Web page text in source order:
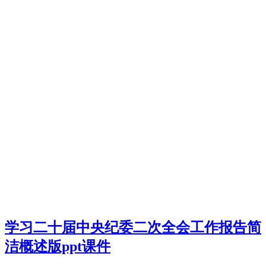
学习二十届中央纪委二次全会工作报告简
洁概述版ppt课件